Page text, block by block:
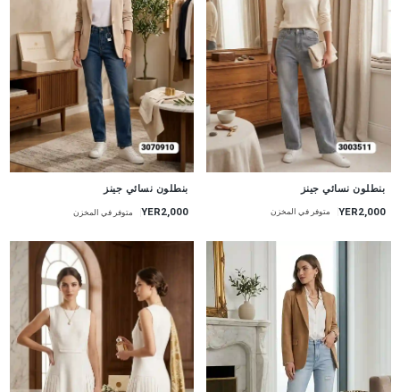
بنطلون نسائي جينز
YER2,000 متوفر في المخزن
بنطلون نسائي جينز
YER2,000 متوفر في المخزن